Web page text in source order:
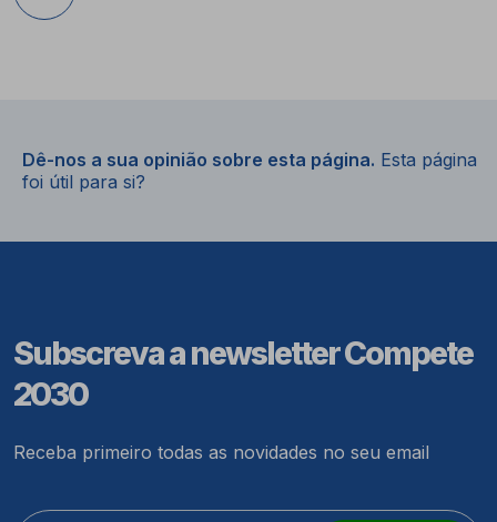
Dê-nos a sua opinião sobre esta página. Esta página
foi útil para si?
Subscreva a newsletter Compete
2030
Receba primeiro todas as novidades no seu email